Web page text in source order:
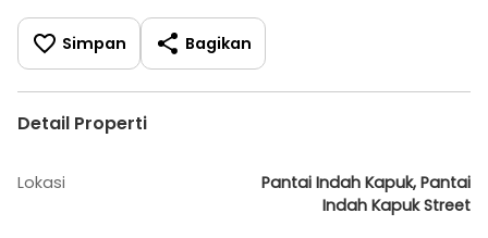
Simpan Bagikan
Detail Properti
Lokasi
Pantai Indah Kapuk, Pantai
Indah Kapuk Street